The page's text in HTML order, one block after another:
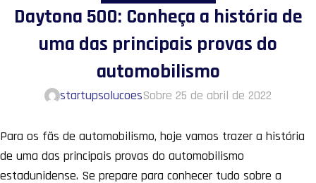
Daytona 500: Conheça a história de
uma das principais provas do
automobilismo
startupsolucoesSobre 25 de abril de 2022
Para os fãs de automobilismo, hoje vamos trazer a história
de uma das principais provas do automobilismo
estadunidense. Se prepare para conhecer tudo sobre a